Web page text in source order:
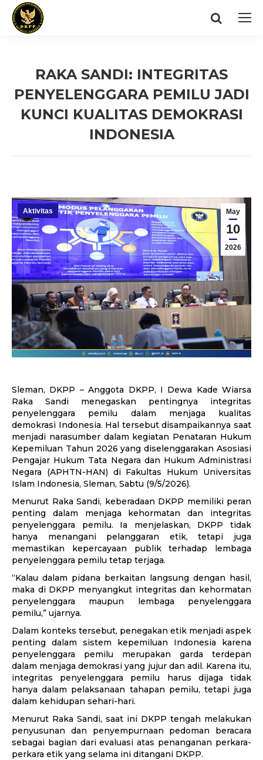
Search:
RAKA SANDI: INTEGRITAS
PENYELENGGARA PEMILU JADI
KUNCI KUALITAS DEMOKRASI
INDONESIA
May
10
2026
Aktivitas
Sleman, DKPP – Anggota DKPP, I Dewa Kade Wiarsa
Raka Sandi menegaskan pentingnya integritas
penyelenggara pemilu dalam menjaga kualitas
demokrasi Indonesia. Hal tersebut disampaikannya saat
menjadi narasumber dalam kegiatan Penataran Hukum
Kepemiluan Tahun 2026 yang diselenggarakan Asosiasi
Pengajar Hukum Tata Negara dan Hukum Administrasi
Negara (APHTN-HAN) di Fakultas Hukum Universitas
Islam Indonesia, Sleman, Sabtu (9/5/2026).
Menurut Raka Sandi, keberadaan DKPP memiliki peran
penting dalam menjaga kehormatan dan integritas
penyelenggara pemilu. Ia menjelaskan, DKPP tidak
hanya menangani pelanggaran etik, tetapi juga
memastikan kepercayaan publik terhadap lembaga
penyelenggara pemilu tetap terjaga.
“Kalau dalam pidana berkaitan langsung dengan hasil,
maka di DKPP menyangkut integritas dan kehormatan
penyelenggara maupun lembaga penyelenggara
pemilu,” ujarnya.
Dalam konteks tersebut, penegakan etik menjadi aspek
penting dalam sistem kepemiluan Indonesia karena
penyelenggara pemilu merupakan garda terdepan
dalam menjaga demokrasi yang jujur dan adil. Karena itu,
integritas penyelenggara pemilu harus dijaga tidak
hanya dalam pelaksanaan tahapan pemilu, tetapi juga
dalam kehidupan sehari-hari.
Menurut Raka Sandi, saat ini DKPP tengah melakukan
penyusunan dan penyempurnaan pedoman beracara
sebagai bagian dari evaluasi atas penanganan perkara-
perkara etik yang selama ini ditangani DKPP.